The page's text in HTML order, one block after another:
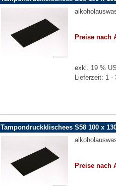
Preise nach
exkl. 19 %
Lieferzeit: 1 -
Tampondruckklischees S58 100 x
Preise nach